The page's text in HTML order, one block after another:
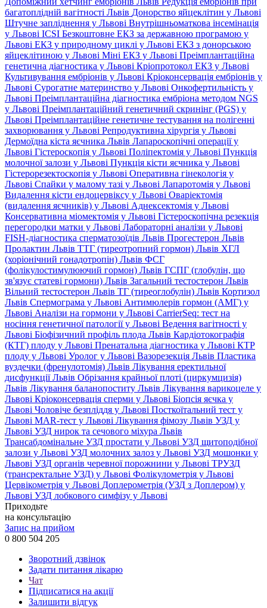
багатоплідній вагітності Львів Донорство яйцеклітин у Львові
Штучне запліднення у Львові Внутрішньоматкова інсемінація
у Львові ICSI Безкоштовне ЕКЗ за державною програмою у
Львові ЕКЗ у природному циклі у Львові ЕКЗ з донорською
яйцеклітиною у Львові Міні ЕКЗ у Львові Преімплантаційна
генетична діагностика у Львові Кріопротокол ЕКЗ у Львові
Культивування ембріонів у Львові Кріоконсервація ембріонів у
Львові Сурогатне материнство у Львові Онкофертильність у
Львові Преімплантаційна діагностика ембріона методом NGS
у Львові Преімплантаційний генетичний скринінг (PGS) у
Львові Преімплантаційне генетичне тестування на полігенні
захворювання у Львові Репродуктивна хірургія у Львові
Дермоїдна кіста яєчника Львів Лапароскопічні операції у
Львові Гістероскопія у Львові Поліпектомія у Львові Пункція
молочної залози у Львові Пункція кісти яєчника у Львові
Гістерорезектоскопія у Львові Оперативна гінекологія у
Львові Спайки у малому тазі у Львові Лапаротомія у Львові
Видалення кісти ендоцервіксу у Львові Оваріектомія
(видалення яєчників) у Львові Аднексектомія у Львові
Консервативна міомектомія у Львові Гістероскопічна резекція
перегородки матки у Львові Лабораторні аналізи у Львові
FISH-діагностика сперматозоїдів Львів Прогестерон Львів
Пролактин Львів ТТГ (тиреотропний гормон) Львів ХГЛ
(хоріонічний гонадотропін) Львів ФСГ
(фолікулостимулюючий гормон) Львів ГСПГ (глобулін, що
зв'язує статеві гормони) Львів Загальний тестостерон Львів
Вільний тестостерон Львів ТГ (тиреоглобулін) Львів Кортизол
Львів Спермограма у Львові Антимюлерів гормон (АМГ) у
Львові Аналізи на гормони у Львові CarrierSeq: тест на
носіння генетичної патології у Львові Ведення вагітності у
Львові Біофізичний профіль плода Львів Кардіотокографія
(КТГ) плоду у Львові Пренатальна діагностика у Львові КТР
плоду у Львові Уролог у Львові Вазорезекція Львів Пластика
вуздечки (френулотомія) Львів Лікування еректильної
дисфункції Львів Обрізання крайньої плоті (циркумцизія)
Львів Лікування баланопоститу Львів Лікування варикоцеле у
Львові Кріоконсервація сперми у Львові Біопсія яєчка у
Львові Чоловіче безпліддя у Львові Посткоїтальний тест у
Львові MAR-тест у Львові Лікування фімозу Львів УЗД у
Львові УЗД нирок та сечового міхура Львів
Трансабдомінальне УЗД простати у Львові УЗД щитоподібної
залози у Львові УЗД молочних залоз у Львові УЗД мошонки у
Львові УЗД органів черевної порожнини у Львові ТРУЗД
(трансректальне УЗД) у Львові Фолікулометрія у Львові
Цервікометрія у Львові Доплерометрія (УЗД з Доплером) у
Львові УЗД лобкового симфізу у Львові
Приходьте
на консультацію
Запис на прийом
0 800 504 205
Зворотний дзвінок
Задати питання лікарю
Чат
Підписатися на акції
Залишити відгук